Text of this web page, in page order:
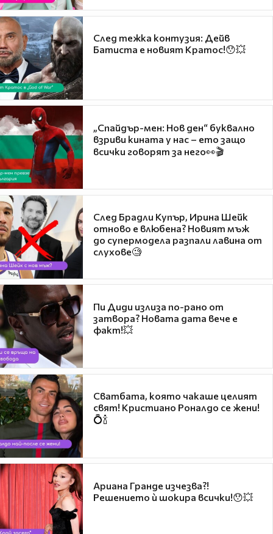
След тежка контузия: Дейв
Батиста е новият Кратос!😯💥
„Спайдър-мен: Нов ден“ буквално
взриви кината у нас – ето защо
всички говорят за него👀🎬
След Брадли Купър, Ирина Шейк
отново е влюбена? Новият мъж
до супермодела разпали лавина от
слухове🧐
Пи Диди излиза по-рано от
затвора? Новата дата вече е
факт!💥
Сватбата, която чакаше целият
свят! Кристиано Роналдо се жени!
💍🍾
Ариана Гранде изчезва?!
Решението ѝ шокира всички!😯💥